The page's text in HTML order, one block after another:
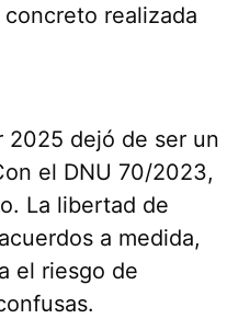
realizada
2025 dejó de ser un
el DNU 70/2023,
La libertad de
a medida,
el riesgo de